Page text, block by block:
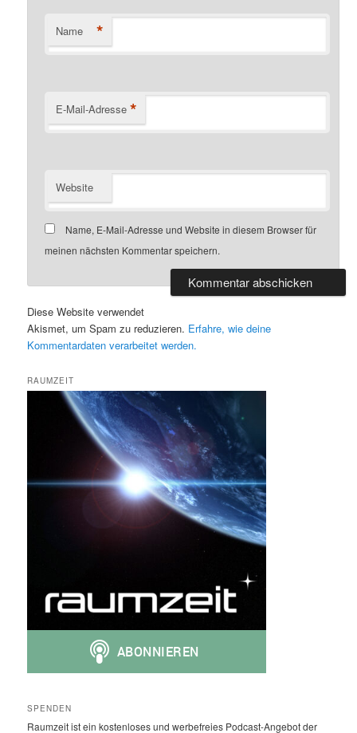
Name *
E-Mail-Adresse *
Website
Name, E-Mail-Adresse und Website in diesem Browser für
meinen nächsten Kommentar speichern.
Diese Website verwendet
Akismet, um Spam zu reduzieren. Erfahre, wie deine
Kommentardaten verarbeitet werden.
RAUMZEIT
SPENDEN
Raumzeit ist ein kostenloses und werbefreies Podcast-Angebot der